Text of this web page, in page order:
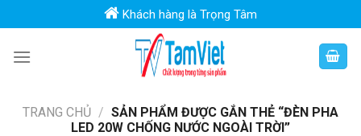
to
content
Khách hàng là Trọng Tâm
TRANG CHỦ / SẢN PHẨM ĐƯỢC GẮN THẺ “ĐÈN PHA
LED 20W CHỐNG NƯỚC NGOÀI TRỜI”